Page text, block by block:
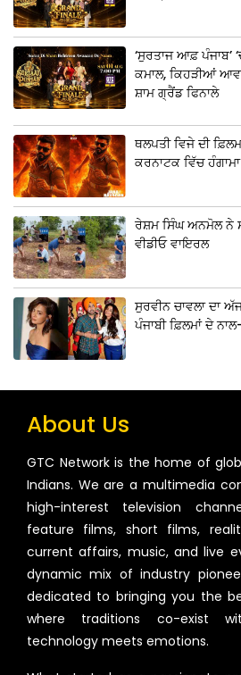
‘ਸੁਰਤਾਜ ਆਫ਼ ਪੰਜਾਬ’
ਕਮਾਲ, ਕਿਹੜੀਆਂ
ਸ਼ਾਮ ਗ੍ਰੈਂਡ ਫਿਨਾਲੇ
ਥਲਪਤੀ ਵਿਜੇ ਦੀ
ਕਰਨਾਟਕ ਵਿੱਚ ਹੰਗਾਮਾ
ਰੇਸ਼ਮ ਸਿੰਘ ਅਨਮੋਲ ਨੇ
ਵੀਡੀਓ ਵਾਇਰਲ
ਸੁਰਵੀਨ ਚਾਵਲਾ ਦਾ
ਪੰਜਾਬੀ ਫ਼ਿਲਮਾਂ ਦੇ
About Us
GTC Network is the home of
Indians. We are a multimedia
high-interest television
feature films, short films,
current affairs, music, and live
dynamic mix of industry
dedicated to bringing you the
where traditions co-exist
technology meets emotions.